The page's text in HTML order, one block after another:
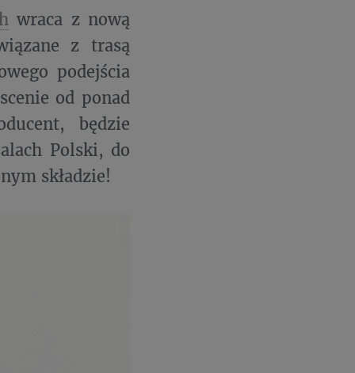
wraca z nową
z trasą
podejścia
od ponad
będzie
Polski, do
składzie!